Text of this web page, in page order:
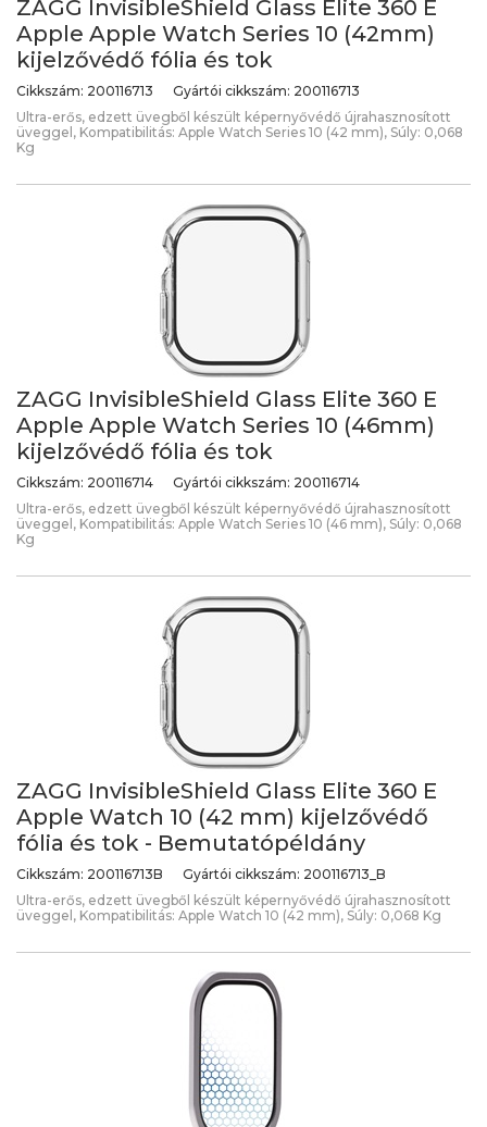
ZAGG InvisibleShield Glass Elite 360 E
Apple Apple Watch Series 10 (42mm)
kijelzővédő fólia és tok
Cikkszám: 200116713 Gyártói cikkszám: 200116713
Ultra-erős, edzett üvegből készült képernyővédő újrahasznosított
üveggel, Kompatibilitás: Apple Watch Series 10 (42 mm), Súly: 0,068
Kg
ZAGG InvisibleShield Glass Elite 360 E
Apple Apple Watch Series 10 (46mm)
kijelzővédő fólia és tok
Cikkszám: 200116714 Gyártói cikkszám: 200116714
Ultra-erős, edzett üvegből készült képernyővédő újrahasznosított
üveggel, Kompatibilitás: Apple Watch Series 10 (46 mm), Súly: 0,068
Kg
ZAGG InvisibleShield Glass Elite 360 E
Apple Watch 10 (42 mm) kijelzővédő
fólia és tok - Bemutatópéldány
Cikkszám: 200116713B Gyártói cikkszám: 200116713_B
Ultra-erős, edzett üvegből készült képernyővédő újrahasznosított
üveggel, Kompatibilitás: Apple Watch 10 (42 mm), Súly: 0,068 Kg